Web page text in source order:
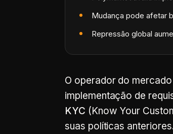
Mudança pode afetar
Repressão global
O operador do
implementação de
KYC (Know Your
suas políticas